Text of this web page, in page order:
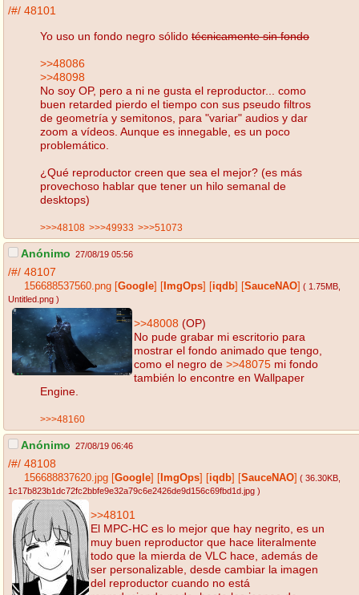
/#/ 48101
Yo uso un fondo negro sólido técnicamente sin fondo
>>48086
>>48098
No soy OP, pero a ni ne gusta el reproductor... como
buen retarded pierdo el tiempo con sus pseudo filtros
de geometría y semitonos, para "variar" audios y dar
zoom a vídeos. Aunque es innegable, es un poco
problemático.
¿Qué reproductor creen que sea el mejor? (es más
provechoso hablar que tener un hilo semanal de
desktops)
>>>48108 >>>49933 >>>51073
Anónimo 27/08/19 05:56
/#/ 48107
156688537560.png Google ImgOps iqdb SauceNAO ( 1.75MB
Untitled.png )
>>48008 (OP)
No pude grabar mi escritorio para
mostrar el fondo animado que tengo,
como el negro de >>48075 mi fondo
también lo encontre en Wallpaper
Engine.
>>>48160
Anónimo 27/08/19 06:46
/#/ 48108
156688837620.jpg Google ImgOps iqdb SauceNAO ( 36.30KB
1c17b823b1dc72fc2bbfe9e32a79c6e2426de9d156c69fbd1d.jpg )
>>48101
El MPC-HC es lo mejor que hay negrito, es un
muy buen reproductor que hace literalmente
todo que la mierda de VLC hace, además de
ser personalizable, desde cambiar la imagen
del reproductor cuando no está